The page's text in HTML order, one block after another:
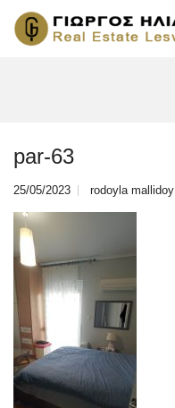
par-63
25/05/2023 rodoyla mallidoy